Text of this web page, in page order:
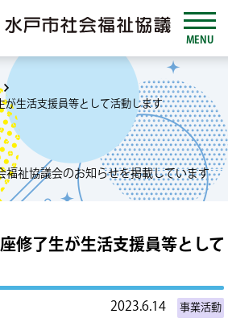
MENU
が生活支援員等として活動します
福祉協議会のお知らせを掲載しています
修了生が生活支援員等として
2023.6.14 事業活動